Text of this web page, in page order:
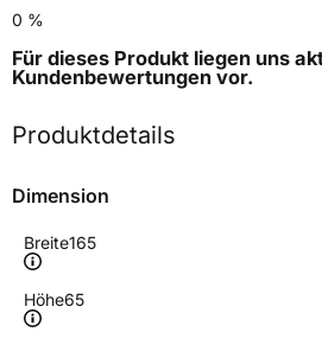
0 %
Für dieses Produkt liegen uns
Kundenbewertungen vor.
Produktdetails
Dimension
Breite165
Höhe65